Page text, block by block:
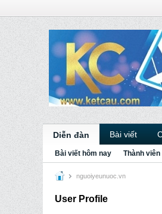
Diễn đàn Bài viết
Bài viết hôm nay Thành viên
nguoiyeunuoc.vn
User Profile